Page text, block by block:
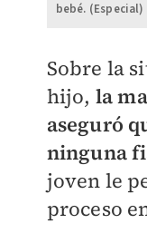
bebé. (Especial)
Sobre la
hijo, la
aseguró
ninguna
joven le
proceso